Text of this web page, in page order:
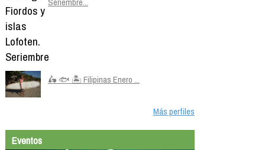
🛵 🐟 🏝️ Filipinas Enero ...
Más perfiles
Eventos